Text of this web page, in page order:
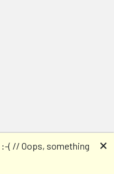
( // Oops, something
🗙